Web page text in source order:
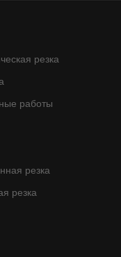
резка
работы
резка
резка